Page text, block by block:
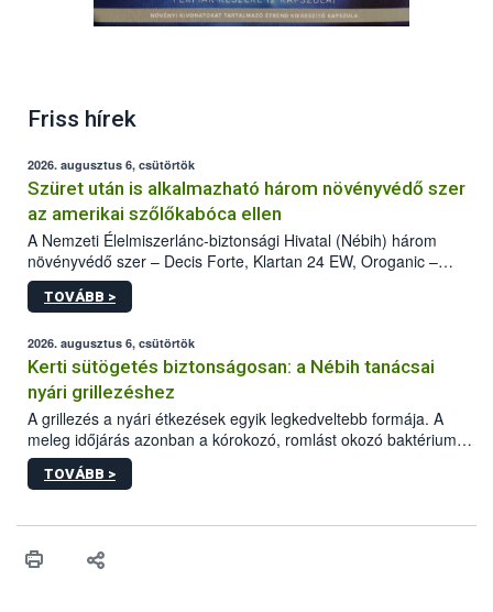
tartalmazó étrend-kiegészítő kapszula (2 kapszula)
Friss hírek
2026. augusztus 6, csütörtök
Szüret után is alkalmazható három növényvédő szer
az amerikai szőlőkabóca ellen
A Nemzeti Élelmiszerlánc-biztonsági Hivatal (Nébih) három
növényvédő szer – Decis Forte, Klartan 24 EW, Oroganic –
engedélyokiratát módosította, így azok a szüretet követően,
egészen a vesszőérettség (BBCH 91) stádiumáig
érésű szőlőkben is legyen lehetőség a károsító elleni további
védekezésre. Az Oroganic készítmény kis kiszerelésben kiskerti
felhasználók számára is elérhető és ökológiai termesztésben is
engedélyezett.
TOVÁBB >
2026. augusztus 6, csütörtök
Kerti sütögetés biztonságosan: a Nébih tanácsai
nyári grillezéshez
A grillezés a nyári étkezések egyik legkedveltebb formája. A
meleg időjárás azonban a kórokozó, romlást okozó baktériumok
gyorsabb szaporodásának is kedvez. A szabadtéri sütögetés
ezért nem csupán a megfelelő sütési technikáról szól: legalább
higiéniai szabályok betartása, a megfelelő hőkezelés, valamint a
biztonsági Hivatal (Nébih) Oktatási Programja összegyűjtötte a
TOVÁBB >